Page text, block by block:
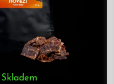
Skladem